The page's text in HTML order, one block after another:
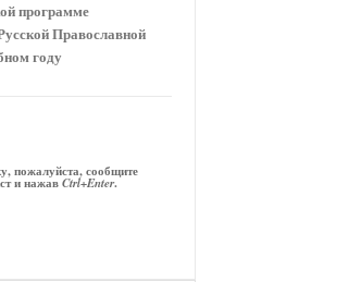
программе
Православной
году
пожалуйста, сообщите
и нажавCtrl+Enter.